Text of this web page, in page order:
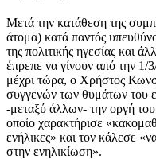
Μετά την κατάθεση της
άτομα) κατά παντός
της πολιτικής ηγεσίας και
έπρεπε να γίνουν από την 1/
μέχρι τώρα, ο Χρήστος
συγγενών των θυμάτων του
-μεταξύ άλλων- την οργή
οποίο χαρακτήρισε
ενήλικες» και τον κάλεσε
στην ενηλικίωση».